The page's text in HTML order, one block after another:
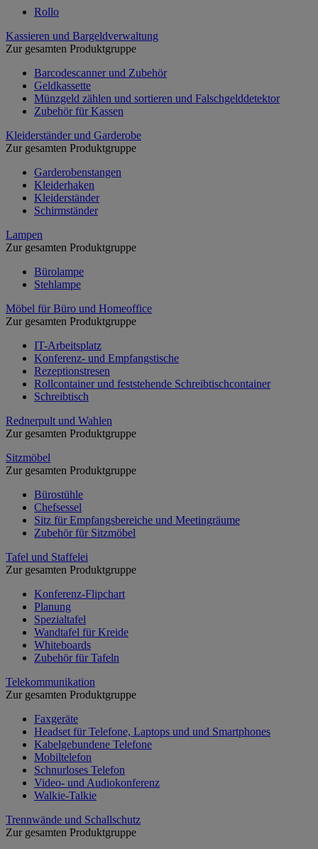
Rollo
Kassieren und Bargeldverwaltung
Zur gesamten Produktgruppe
Barcodescanner und Zubehör
Geldkassette
Münzgeld zählen und sortieren und Falschgelddetektor
Zubehör für Kassen
Kleiderständer und Garderobe
Zur gesamten Produktgruppe
Garderobenstangen
Kleiderhaken
Kleiderständer
Schirmständer
Lampen
Zur gesamten Produktgruppe
Bürolampe
Stehlampe
Möbel für Büro und Homeoffice
Zur gesamten Produktgruppe
IT-Arbeitsplatz
Konferenz- und Empfangstische
Rezeptionstresen
Rollcontainer und feststehende Schreibtischcontainer
Schreibtisch
Rednerpult und Wahlen
Zur gesamten Produktgruppe
Sitzmöbel
Zur gesamten Produktgruppe
Bürostühle
Chefsessel
Sitz für Empfangsbereiche und Meetingräume
Zubehör für Sitzmöbel
Tafel und Staffelei
Zur gesamten Produktgruppe
Konferenz-Flipchart
Planung
Spezialtafel
Wandtafel für Kreide
Whiteboards
Zubehör für Tafeln
Telekommunikation
Zur gesamten Produktgruppe
Faxgeräte
Headset für Telefone, Laptops und und Smartphones
Kabelgebundene Telefone
Mobiltelefon
Schnurloses Telefon
Video- und Audiokonferenz
Walkie-Talkie
Trennwände und Schallschutz
Zur gesamten Produktgruppe